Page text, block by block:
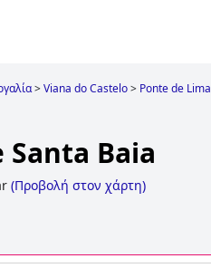
>Viana do Castelo> Ponte de Lima
Baia
(Προβολή στον χάρτη)